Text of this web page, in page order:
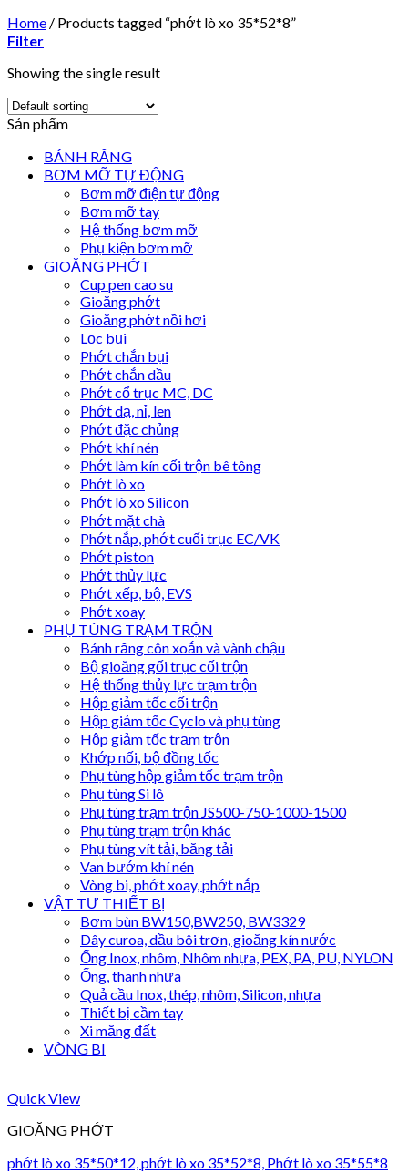
Home / Products tagged “phớt lò xo 35*52*8”
Filter
Showing the single result
Sản phẩm
BÁNH RĂNG
BƠM MỠ TỰ ĐỘNG
Bơm mỡ điện tự động
Bơm mỡ tay
Hệ thống bơm mỡ
Phụ kiện bơm mỡ
GIOĂNG PHỚT
Cup pen cao su
Gioăng phớt
Gioăng phớt nồi hơi
Lọc bụi
Phớt chắn bụi
Phớt chắn dầu
Phớt cổ trục MC, DC
Phớt dạ, nỉ, len
Phớt đặc chủng
Phớt khí nén
Phớt làm kín cối trộn bê tông
Phớt lò xo
Phớt lò xo Silicon
Phớt mặt chà
Phớt nắp, phớt cuối trục EC/VK
Phớt piston
Phớt thủy lực
Phớt xếp, bộ, EVS
Phớt xoay
PHỤ TÙNG TRẠM TRỘN
Bánh răng côn xoắn và vành chậu
Bộ gioăng gối trục cối trộn
Hệ thống thủy lực trạm trộn
Hộp giảm tốc cối trộn
Hộp giảm tốc Cyclo và phụ tùng
Hộp giảm tốc trạm trộn
Khớp nối, bộ đồng tốc
Phụ tùng hộp giảm tốc trạm trộn
Phụ tùng Si lô
Phụ tùng trạm trộn JS500-750-1000-1500
Phụ tùng trạm trộn khác
Phụ tùng vít tải, băng tải
Van bướm khí nén
Vòng bi, phớt xoay, phớt nắp
VẬT TƯ THIẾT BỊ
Bơm bùn BW150,BW250, BW3329
Dây curoa, dầu bôi trơn, gioăng kín nước
Ống Inox, nhôm, Nhôm nhựa, PEX, PA, PU, NYLON
Ống, thanh nhựa
Quả cầu Inox, thép, nhôm, Silicon, nhựa
Thiết bị cầm tay
Xi măng đất
VÒNG BI
Quick View
GIOĂNG PHỚT
phớt lò xo 35*50*12, phớt lò xo 35*52*8, Phớt lò xo 35*55*8